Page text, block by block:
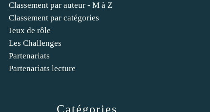
Catégories
Classement par auteur - M à Z
Classement par catégories
Jeux de rôle
Les Challenges
Partenariats
Partenariats lecture